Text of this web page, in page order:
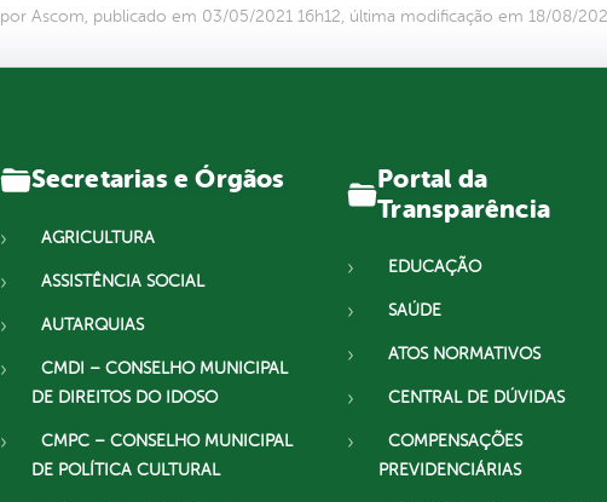
por Ascom, publicado em 03/05/2021 16h12, última modificação em 18/08/
Secretarias e Órgãos
AGRICULTURA
ASSISTÊNCIA SOCIAL
AUTARQUIAS
CMDI – CONSELHO MUNICIPAL
DE DIREITOS DO IDOSO
CMPC – CONSELHO MUNICIPAL
DE POLÍTICA CULTURAL
Portal da
Transparência
EDUCAÇÃO
SAÚDE
ATOS NORMATIVOS
CENTRAL DE DÚVIDAS
COMPENSAÇÕES
PREVIDENCIÁRIAS